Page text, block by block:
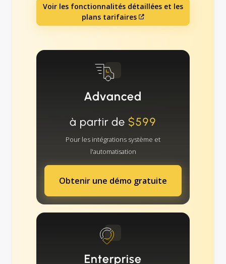
Voir les fonctionnalités détaillées et les
plans tarifaires
Advanced
à partir de $599
Pour les intégrations système et
l'automatisation
Obtenir une démo gratuite
Enterprise